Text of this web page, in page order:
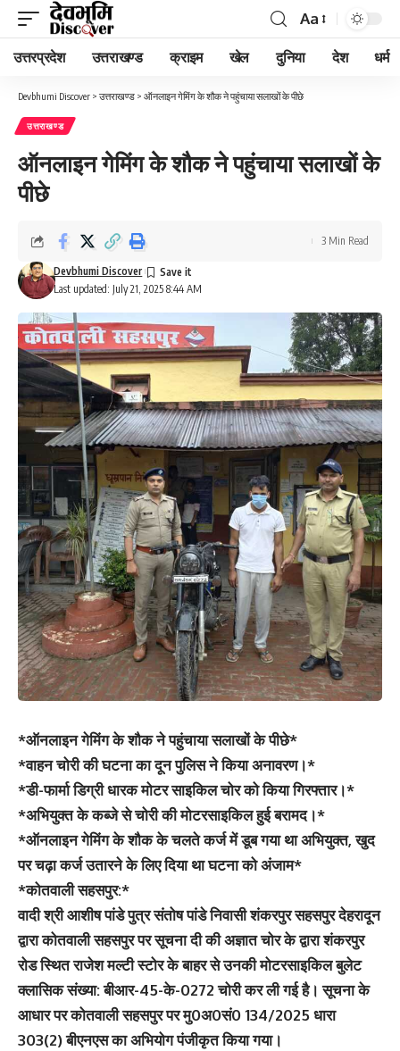
Font
Resizer
Aa
उत्तरप्रदेश उत्तराखण्ड क्राइम खेल दुनिया देश धर्म
Devbhumi Discover > उत्तराखण्ड > ऑनलाइन गेमिंग के शौक ने पहुंचाया सलाखों के पीछे
उत्तराखण्ड
ऑनलाइन गेमिंग के शौक ने पहुंचाया सलाखों के
पीछे
Last updated: July 21, 2025 8:44 AM
Devbhumi Discover
3 Min Read
*ऑनलाइन गेमिंग के शौक ने पहुंचाया सलाखों के पीछे*
*वाहन चोरी की घटना का दून पुलिस ने किया अनावरण।*
*डी-फार्मा डिग्री धारक मोटर साइकिल चोर को किया गिरफ्तार।*
*अभियुक्त के कब्जे से चोरी की मोटरसाइकिल हुई बरामद।*
*ऑनलाइन गेमिंग के शौक के चलते कर्ज में डूब गया था अभियुक्त, खुद
पर चढ़ा कर्ज उतारने के लिए दिया था घटना को अंजाम*
*कोतवाली सहसपुर:*
वादी श्री आशीष पांडे पुत्र संतोष पांडे निवासी शंकरपुर सहसपुर देहरादून
द्वारा कोतवाली सहसपुर पर सूचना दी की अज्ञात चोर के द्वारा शंकरपुर
रोड स्थित राजेश मल्टी स्टोर के बाहर से उनकी मोटरसाइकिल बुलेट
क्लासिक संख्या: बीआर-45-के-0272 चोरी कर ली गई है। सूचना के
आधार पर कोतवाली सहसपुर पर मु0अ0सं0 134/2025 धारा
303(2) बीएनएस का अभियोग पंजीकृत किया गया।